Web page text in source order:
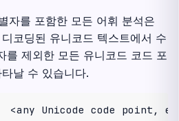
자를 포함한 모든 어휘 분석은
코딩된 유니코드 텍스트에서 수
를 제외한 모든 유니코드 코드 포
날 수 있습니다.